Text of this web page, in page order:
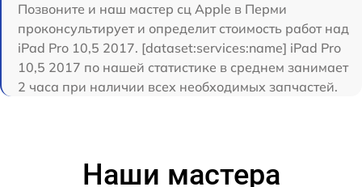
Позвоните и наш мастер сц Apple в Перми
проконсультирует и определит стоимость работ над
iPad Pro 10,5 2017. [dataset:services:name] iPad Pro
10,5 2017 по нашей статистике в среднем занимает
2 часа при наличии всех необходимых запчастей.
Наши мастера